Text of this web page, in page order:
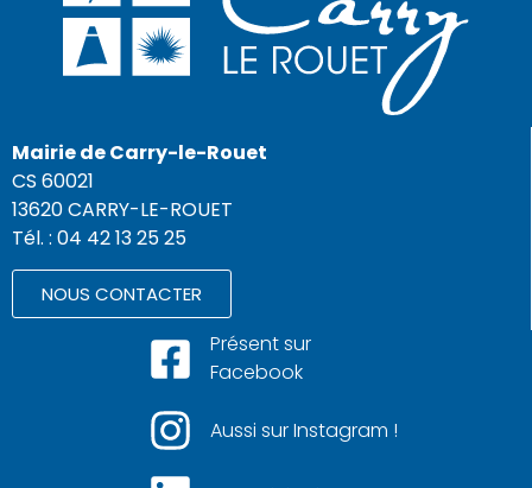
Mairie de Carry-le-Rouet
CS 60021
13620 CARRY-LE-ROUET
Tél. : 04 42 13 25 25
NOUS CONTACTER
Présent sur
Facebook
Aussi sur Instagram !